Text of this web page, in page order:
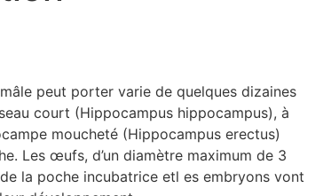
peut porter varie de quelques dizaines
court (Hippocampus hippocampus), à
moucheté (Hippocampus erectus)
Les œufs, d’un diamètre maximum de 3
la poche incubatrice etl es embryons vont